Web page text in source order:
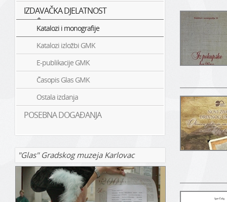
IZDAVAČKA DJELATNOST
Katalozi i monografije
Katalozi izložbi GMK
E-publikacije GMK
Časopis Glas GMK
Ostala izdanja
POSEBNA DOGAĐANJA
"Glas" Gradskog muzeja Karlovac